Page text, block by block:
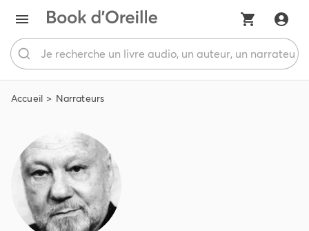
Accueil Narrateurs